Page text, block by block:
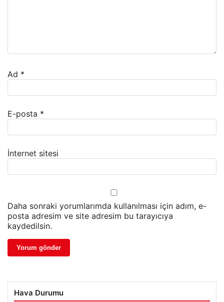
Ad *
E-posta *
İnternet sitesi
Daha sonraki yorumlarımda kullanılması için adım, e-
posta adresim ve site adresim bu tarayıcıya
kaydedilsin.
Hava Durumu